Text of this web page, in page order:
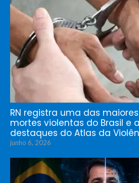
RN registra uma das
mortes violentas do Brasil e
destaques do Atlas da
junho 6, 2026